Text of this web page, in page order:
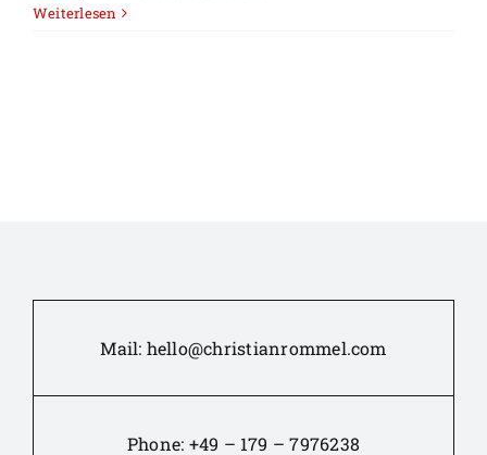
Weiterlesen
Mail: hello@christianrommel.com
Phone: +49 – 179 – 7976238